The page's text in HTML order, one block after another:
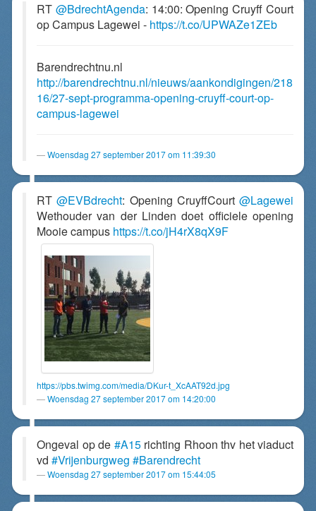
RT @BdrechtAgenda: 14:00: Opening Cruyff Court
op Campus Lagewei - https://t.co/UPWAZe1ZEb
Barendrechtnu.nl
http://barendrechtnu.nl/nieuws/aankondigingen/218
16/27-sept-programma-opening-cruyff-court-op-
campus-lagewei
Woensdag 27 september 2017 om 11:39:30
RT@EVBdrecht: Opening CruyffCourt @Lagewei
Wethouder van der Linden doet officiele opening
Mooie campus https://t.co/jH4rX8qX9F
https://pbs.twimg.com/media/DKur-t_XcAAT92d.jpg
Woensdag 27 september 2017 om 14:20:00
Ongeval op de #A15richting Rhoon thv het viaduct
vd #Vrijenburgweg #Barendrecht
Woensdag 27 september 2017 om 15:44:05